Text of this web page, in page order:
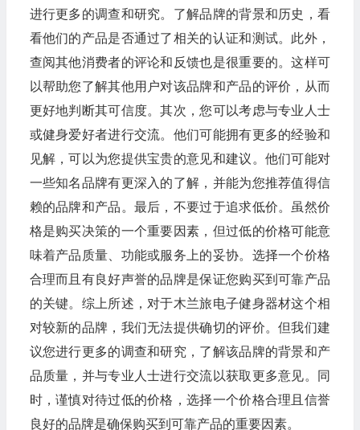
进行更多的调查和研究。了解品牌的背景和历史，看
看他们的产品是否通过了相关的认证和测试。此外，
查阅其他消费者的评论和反馈也是很重要的。这样可
以帮助您了解其他用户对该品牌和产品的评价，从而
更好地判断其可信度。其次，您可以考虑与专业人士
或健身爱好者进行交流。他们可能拥有更多的经验和
见解，可以为您提供宝贵的意见和建议。他们可能对
一些知名品牌有更深入的了解，并能为您推荐值得信
赖的品牌和产品。最后，不要过于追求低价。虽然价
格是购买决策的一个重要因素，但过低的价格可能意
味着产品质量、功能或服务上的妥协。选择一个价格
合理而且有良好声誉的品牌是保证您购买到可靠产品
的关键。综上所述，对于木兰旅电子健身器材这个相
对较新的品牌，我们无法提供确切的评价。但我们建
议您进行更多的调查和研究，了解该品牌的背景和产
品质量，并与专业人士进行交流以获取更多意见。同
时，谨慎对待过低的价格，选择一个价格合理且信誉
良好的品牌是确保购买到可靠产品的重要因素。